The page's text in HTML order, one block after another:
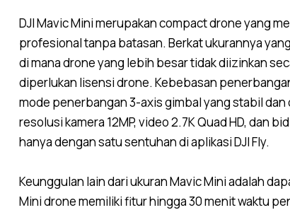
DJIMavic Mini merupakan compact drone yang
profesional tanpa batasan. Berkat ukurannya
di mana drone yang lebih besar tidak diizinkan
diperlukan lisensi drone. Kebebasan
mode penerbangan 3-axis gimbal yang stabil
resolusi kamera 12MP, video 2.7K Quad HD, dan
hanya dengan satu sentuhan di aplikasi DJI Fly.
Keunggulan lain dari ukuran Mavic Mini adalah
Mini drone memiliki fitur hingga 30 menit waktu